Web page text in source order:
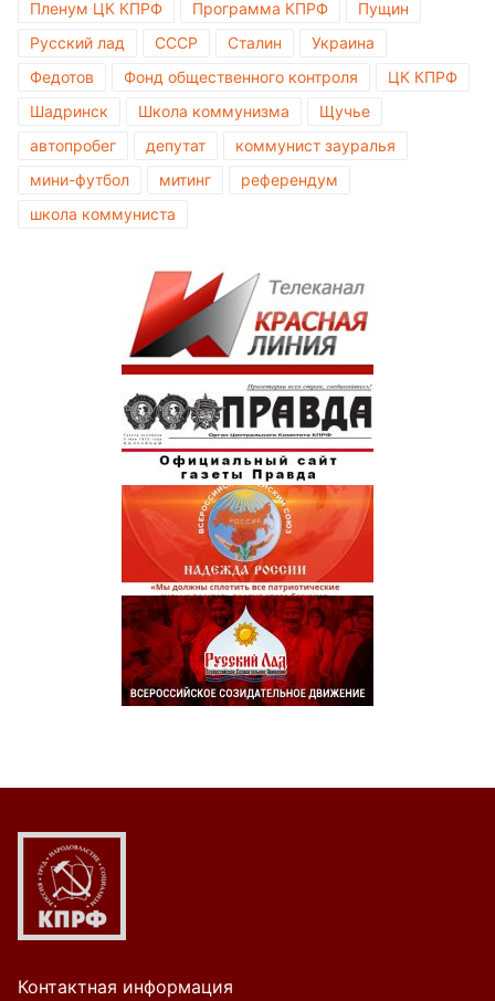
Пленум ЦК КПРФ
Программа КПРФ
Пущин
Русский лад
СССР Сталин
Украина
Федотов
Фонд общественного контроля
ЦК КПРФ
Шадринск
Школа коммунизма
Щучье
автопробег
депутат
коммунист зауралья
мини-футбол
митинг
референдум
школа коммуниста
Контактная информация